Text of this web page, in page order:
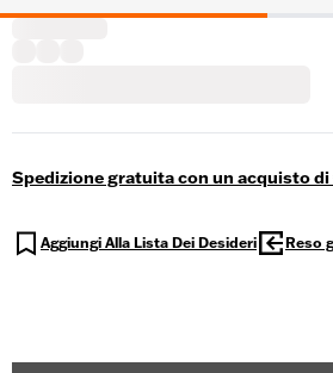
Spedizione gratuita con un acquisto di
Aggiungi Alla Lista Dei Desideri Reso